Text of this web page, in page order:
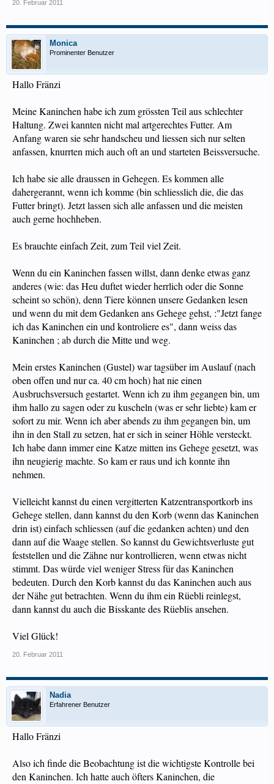
20. Februar 2011
Monica
Prominenter Benutzer
Hallo Fränzi
Meine Kaninchen habe ich zum grössten Teil aus schlechter
Haltung. Zwei kannten nicht mal artgerechtes Futter. Am
Anfang waren sie sehr handscheu und liessen sich nur selten
anfassen, knurrten mich auch oft an und starteten Beissversuche.
Ich habe sie alle draussen in Gehegen. Es kommen alle
dahergerannt, wenn ich komme (bin schliesslich die, die das
Futter bringt). Jetzt lassen sich alle anfassen und die meisten
auch gerne hochheben.
Es brauchte einfach Zeit, zum Teil viel Zeit.
Wenn du ein Kaninchen fassen willst, dann denke etwas ganz
anderes (wie: das Heu duftet wieder herrlich oder die Sonne
scheint so schön), denn Tiere können unsere Gedanken lesen
und wenn du mit dem Gedanken ans Gehege gehst, :"Jetzt fange
ich das Kaninchen ein und kontroliere es", dann weiss das
Kaninchen ; ab durch die Mitte und weg.
Mein erstes Kaninchen (Gustel) war tagsüber im Auslauf (nach
oben offen und nur ca. 40 cm hoch) hat nie einen
Ausbruchsversuch gestartet. Wenn ich zu ihm gegangen bin, um
ihm hallo zu sagen oder zu kuscheln (was er sehr liebte) kam er
sofort zu mir. Wenn ich aber abends zu ihm gegangen bin, um
ihn in den Stall zu setzen, hat er sich in seiner Höhle versteckt.
Ich habe dann immer eine Katze mitten ins Gehege gesetzt, was
ihn neugierig machte. So kam er raus und ich konnte ihn
nehmen.
Vielleicht kannst du einen vergitterten Katzentransportkorb ins
Gehege stellen, dann kannst du den Korb (wenn das Kaninchen
drin ist) einfach schliessen (auf die gedanken achten) und den
dann auf die Waage stellen. So kannst du Gewichtsverluste gut
feststellen und die Zähne nur kontrollieren, wenn etwas nicht
stimmt. Das würde viel weniger Stress für das Kaninchen
bedeuten. Durch den Korb kannst du das Kaninchen auch aus
der Nähe gut betrachten. Wenn du ihm ein Rüebli reinlegst,
dann kannst du auch die Bisskante des Rüeblis ansehen.
Viel Glück!
20. Februar 2011
Nadia
Erfahrener Benutzer
Hallo Fränzi
Also ich finde die Beobachtung ist die wichtigste Kontrolle bei
den Kaninchen. Ich hatte auch öfters Kaninchen, die